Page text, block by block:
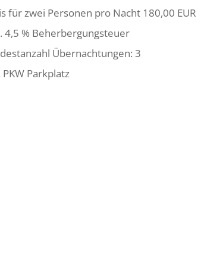
für zwei Personen pro Nacht 180,00 EUR
4,5 % Beherbergungsteuer
Übernachtungen: 3
PKW Parkplatz